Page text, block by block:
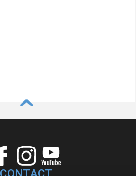
^
CONTACT